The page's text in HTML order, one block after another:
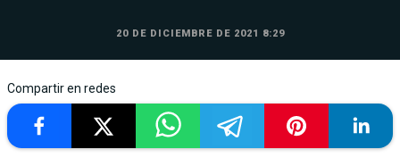
20 DE DICIEMBRE DE 2021 8:29
Compartir en redes